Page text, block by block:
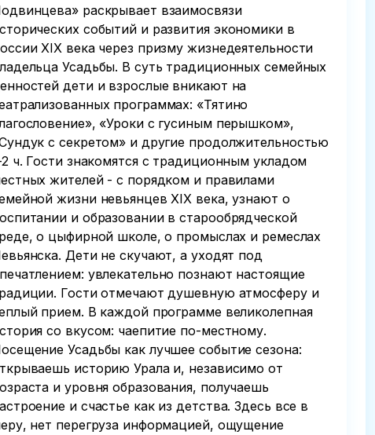
раскрывает взаимосвязи
событий и развития экономики в
XIX века через призму жизнедеятельности
Усадьбы. В суть традиционных семейных
дети и взрослые вникают на
программах: «Тятино
«Уроки с гусиным перышком»,
с секретом» и другие продолжительностью
2 ч. Гости знакомятся с традиционным укладом
жителей - с порядком и правилами
жизни невьянцев XIX века, узнают о
и образовании в старообрядческой
о цыфирной школе, о промыслах и ремеслах
Дети не скучают, а уходят под
увлекательно познают настоящие
Гости отмечают душевную атмосферу и
прием. В каждой программе великолепная
со вкусом: чаепитие по-местному.
Усадьбы как лучшее событие сезона:
историю Урала и, независимо от
и уровня образования, получаешь
и счастье как из детства. Здесь все в
нет перегруза информацией, ощущение